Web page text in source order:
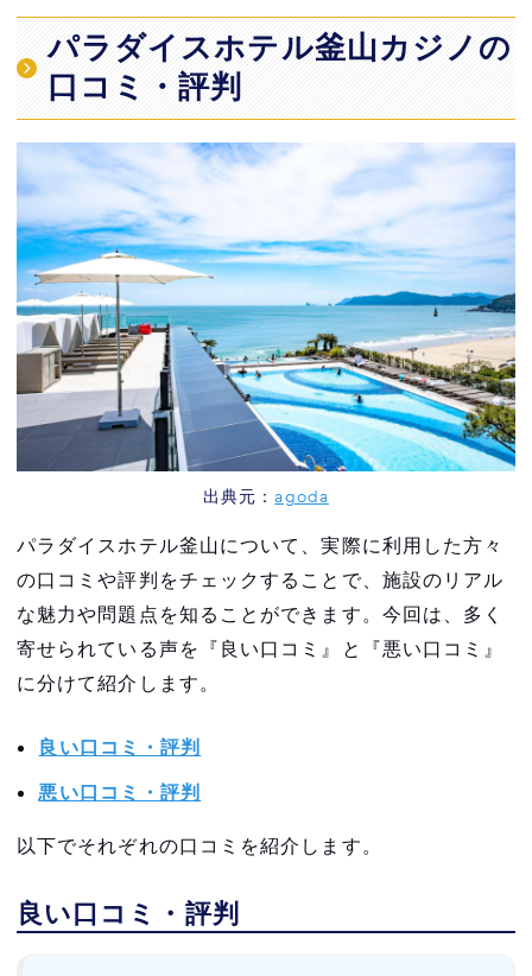
パラダイスホテル釜山カジノの
口コミ・評判
出典元：agoda
パラダイスホテル釜山について、実際に利用した方々
の口コミや評判をチェックすることで、施設のリアル
な魅力や問題点を知ることができます。今回は、多く
寄せられている声を『良い口コミ』と『悪い口コミ』
に分けて紹介します。
良い口コミ・評判
悪い口コミ・評判
以下でそれぞれの口コミを紹介します。
良い口コミ・評判